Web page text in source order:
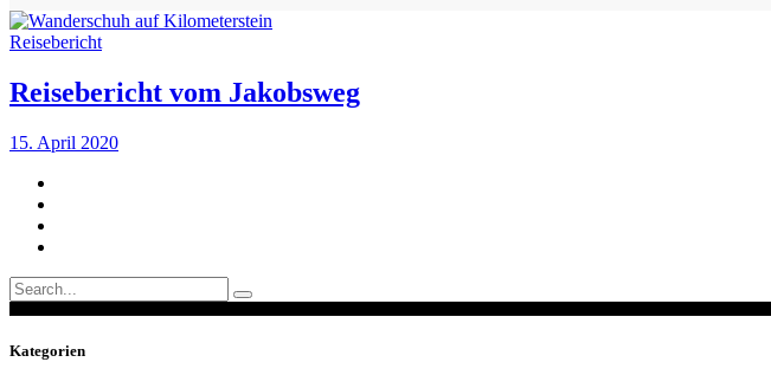
Reisebericht
Reisebericht vom Jakobsweg
15. April 2020
Search
for:
Kategorien